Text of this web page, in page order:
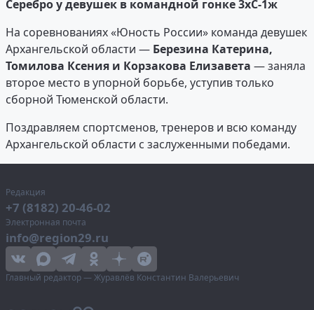
Серебро у девушек в командной гонке 3xС-1ж
На соревнованиях «Юность России» команда девушек
Архангельской области — Березина Катерина,
Томилова Ксения и Корзакова Елизавета — заняла
второе место в упорной борьбе, уступив только
сборной Тюменской области.
Поздравляем спортсменов, тренеров и всю команду
Архангельской области с заслуженными победами.
Редакция
+7 (8182) 20-46-02
Электронная почта
info@region29.ru
Главный редактор — Журавлёв Константин Валерьевич